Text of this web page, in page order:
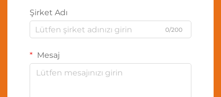
Şirket Adı
0/200
Mesaj